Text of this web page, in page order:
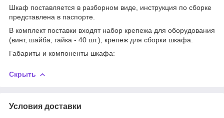
Шкаф поставляется в разборном виде, инструкция по сборке
представлена в паспорте.
В комплект поставки входят набор крепежа для оборудования
(винт, шайба, гайка - 40 шт.), крепеж для сборки шкафа.
Габариты и компоненты шкафа:
Скрыть
Условия доставки